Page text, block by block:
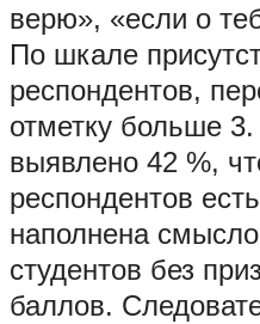
верю», «если о
По шкале
респондентов,
отметку больше
выявлено 42 %,
респондентов
наполнена
студентов без
баллов.